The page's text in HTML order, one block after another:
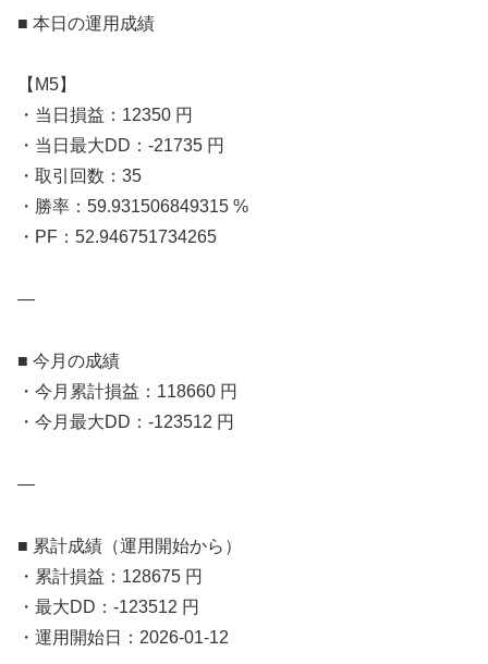
■ 本日の運用成績
【M5】
・当日損益：12350 円
・当日最大DD：-21735 円
・取引回数：35
・勝率：59.931506849315 %
・PF：52.946751734265
—
■ 今月の成績
・今月累計損益：118660 円
・今月最大DD：-123512 円
—
■ 累計成績（運用開始から）
・累計損益：128675 円
・最大DD：-123512 円
・運用開始日：2026-01-12